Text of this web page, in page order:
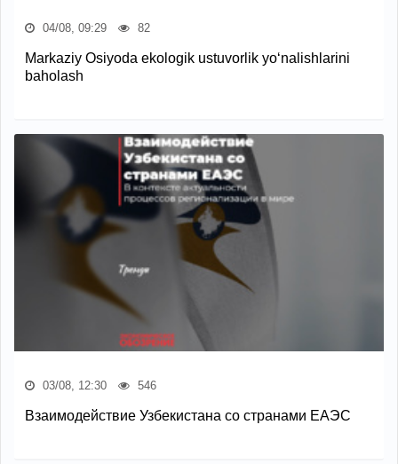
04/08, 09:29 82
Markaziy Osiyoda ekologik ustuvorlik yo‘nalishlarini
baholash
03/08, 12:30 546
Взаимодействие Узбекистана со странами ЕАЭС